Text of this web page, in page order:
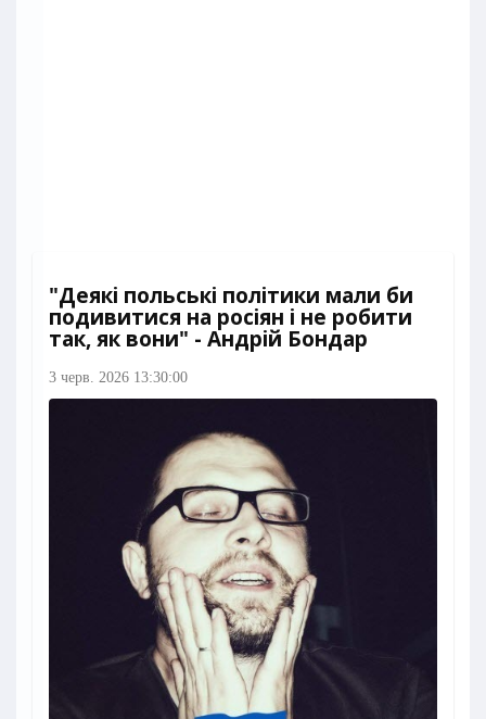
"Деякі польські політики мали би
подивитися на росіян і не робити
так, як вони" - Андрій Бондар
3 черв. 2026 13:30:00